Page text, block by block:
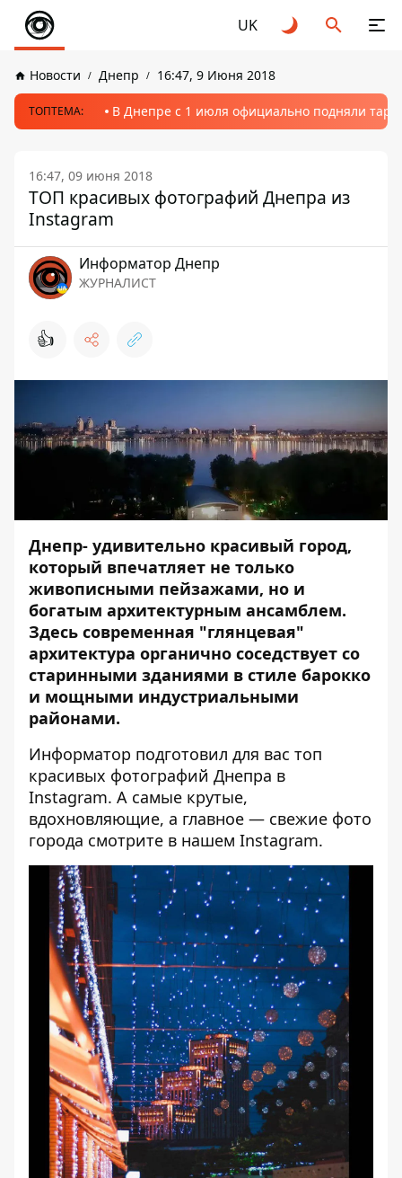
UK
Новости Днепр 16:47, 9 Июня 2018
ТОПТЕМА: В Днепре с 1 июля официально подняли
16:47, 09 июня 2018
ТОП красивых фотографий Днепра из
Instagram
Информатор Днепр
ЖУРНАЛИСТ
👍
Днепр- удивительно красивый город,
который впечатляет не только
живописными пейзажами, но и
богатым архитектурным ансамблем.
Здесь современная "глянцевая"
архитектура органично соседствует со
старинными зданиями в стиле барокко
и мощными индустриальными
районами.
Информатор подготовил для вас топ
красивых фотографий Днепра в
Instagram. А самые крутые,
вдохновляющие, а главное — свежие фото
города смотрите в нашем Instagram.